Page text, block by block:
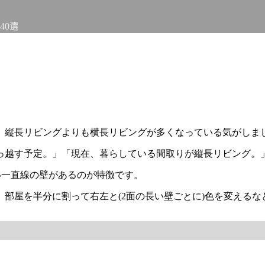
選
長リビングよりも横長リビングが多くなっている気がしま
す予定。」「現在、暮らしている間取りが縦長リビング。
直線の壁があるのが特徴です。
屋を半分に割って右左と(2面の長い壁ごとに)色を変えるな